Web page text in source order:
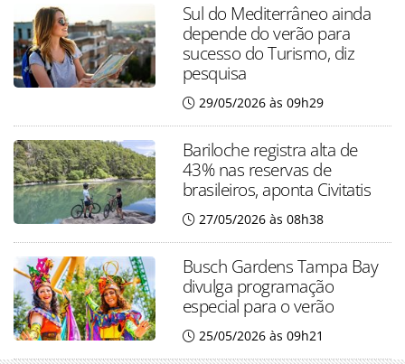
Sul do Mediterrâneo ainda
depende do verão para
sucesso do Turismo, diz
pesquisa
29/05/2026 às 09h29
Bariloche registra alta de
43% nas reservas de
brasileiros, aponta Civitatis
27/05/2026 às 08h38
Busch Gardens Tampa Bay
divulga programação
especial para o verão
25/05/2026 às 09h21